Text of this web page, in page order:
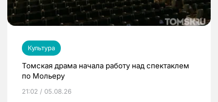
Культура
Томская драма начала работу над спектаклем
по Мольеру
21:02 / 05.08.26